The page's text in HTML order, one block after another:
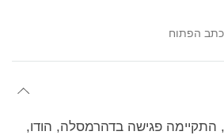
הפתוח
ב- 16-19 במרץ 1993, התקיימה פגישה בדהרמסלה, הודו,